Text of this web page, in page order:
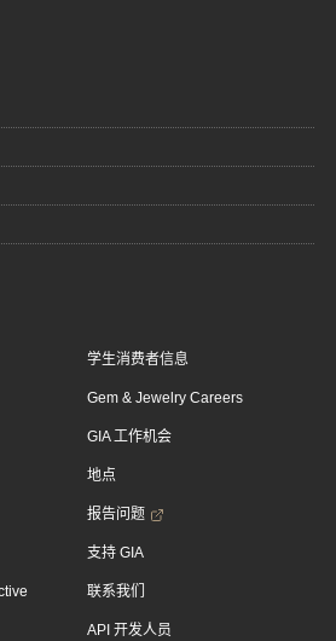
学生消费者信息
Gem & Jewelry Careers
GIA 工作机会
地点
报告问题
支持 GIA
联系我们
API 开发人员